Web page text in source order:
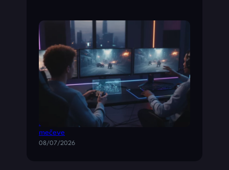
Multiplayer akcione igre za brze timske
mečeve
08/07/2026